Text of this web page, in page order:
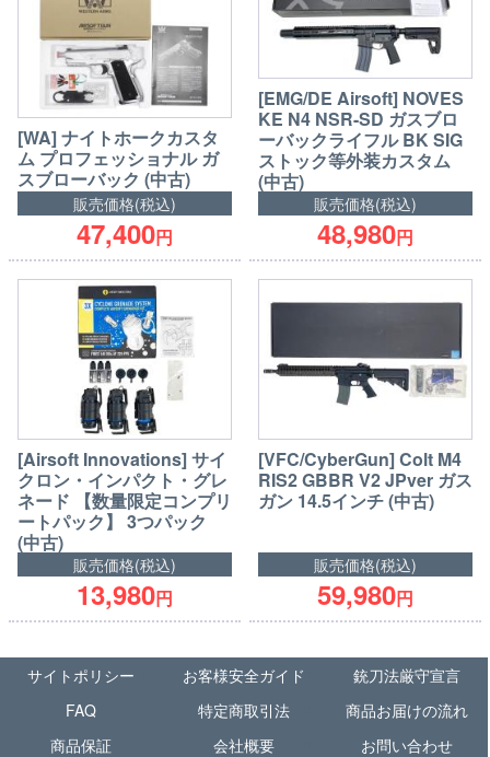
[WA] ナイトホークカスタ
ム プロフェッショナル ガ
スブローバック (中古)
販売価格(税込)
47,400円
[EMG/DE Airsoft] NOVES
KE N4 NSR-SD ガスブロ
ーバックライフル BK SIG
ストック等外装カスタム
(中古)
販売価格(税込)
48,980円
[Airsoft Innovations] サイ
クロン・インパクト・グレ
ネード 【数量限定コンプリ
ートパック】 3つパック
(中古)
販売価格(税込)
13,980円
[VFC/CyberGun] Colt M4
RIS2 GBBR V2 JPver ガス
ガン 14.5インチ (中古)
販売価格(税込)
59,980円
サイトポリシー お客様安全ガイド
銃刀法厳守宣言
FAQ
特定商取引法
商品お届けの流れ
商品保証
会社概要 お問い合わせ